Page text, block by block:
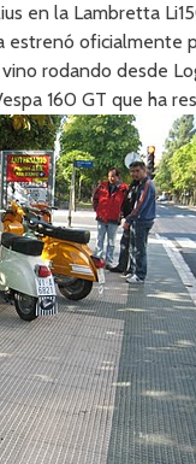
en la Lambretta
estrenó oficialmente
rodando desde
160 GT que ha